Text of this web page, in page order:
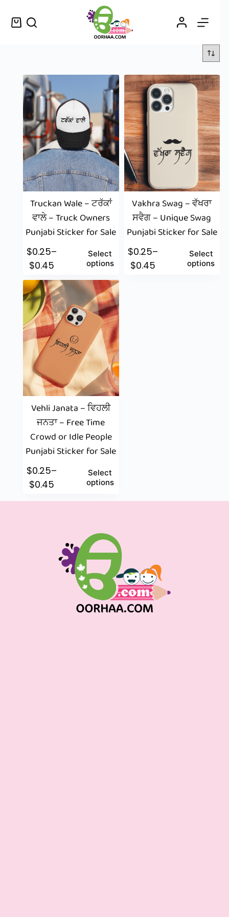
Truckan Wale – ਟਰੱਕਾਂ
ਵਾਲੇ – Truck Owners
Punjabi Sticker for Sale
$0.25–
$0.45
Select
options
Vakhra Swag – ਵੱਖਰਾ
ਸਵੈਗ – Unique Swag
Punjabi Sticker for Sale
$0.25–
$0.45
Select
options
Vehli Janata – ਵਿਹਲੀ
ਜਨਤਾ – Free Time
Crowd or Idle People
Punjabi Sticker for Sale
$0.25–
$0.45
Select
options